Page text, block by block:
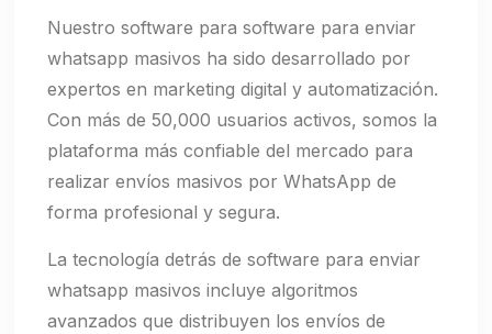
Nuestro software para software para enviar
whatsapp masivos ha sido desarrollado por
expertos en marketing digital y automatización.
Con más de 50,000 usuarios activos, somos la
plataforma más confiable del mercado para
realizar envíos masivos por WhatsApp de
forma profesional y segura.
La tecnología detrás de software para enviar
whatsapp masivos incluye algoritmos
avanzados que distribuyen los envíos de